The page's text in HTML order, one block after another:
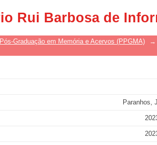
Rui Barbosa de
uma proposta de
da sociedade em rede
Graduação em Memória e Acervos (PPGMA) →
Paranhos,